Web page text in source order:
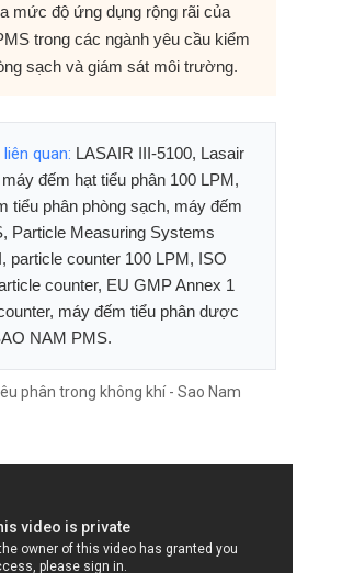
mức độ ứng dụng rộng rãi của
trong các ngành yêu cầu kiểm
sạch và giám sát môi trường.
quan: LASAIR III-5100, Lasair
đếm hạt tiểu phân 100 LPM,
tiểu phân phòng sạch, máy đếm
Particle Measuring Systems
particle counter 100 LPM, ISO
counter, EU GMP Annex 1
máy đếm tiểu phân dược
NAM PMS.